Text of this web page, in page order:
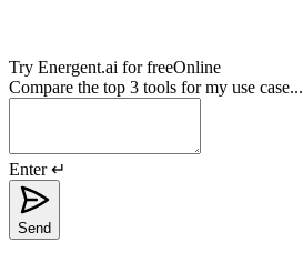
Try Energent.ai for freeOnline
Compare the top 3 tools for my use case...
Enter ↵
Send